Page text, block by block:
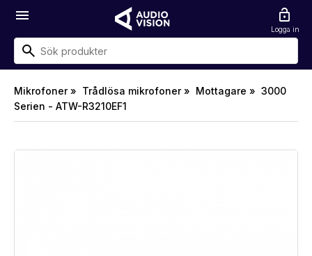
menu lock_open
Logga in
Mikrofoner » Trådlösa mikrofoner » Mottagare » 3000
Serien - ATW-R3210EF1